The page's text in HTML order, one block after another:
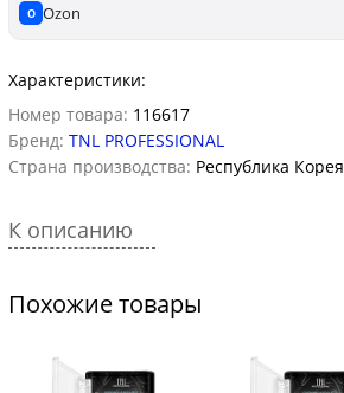
O Ozon
Характеристики:
Номер товара: 116617
Бренд: TNL PROFESSIONAL
Страна производства: Республика Корея
К описанию
Похожие товары